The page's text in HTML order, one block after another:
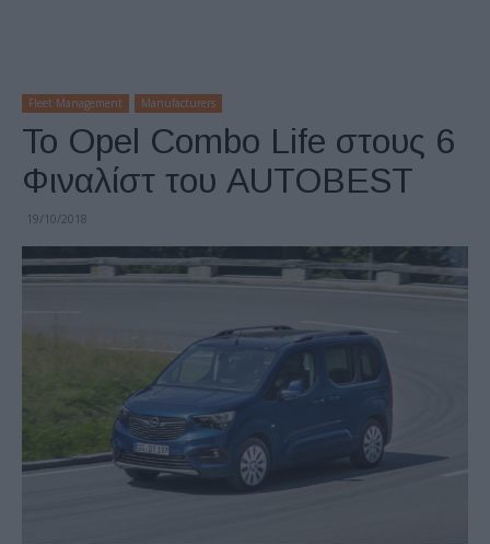
Fleet Management Manufacturers
Το Opel Combo Life στους 6
Φιναλίστ του AUTOBEST
19/10/2018